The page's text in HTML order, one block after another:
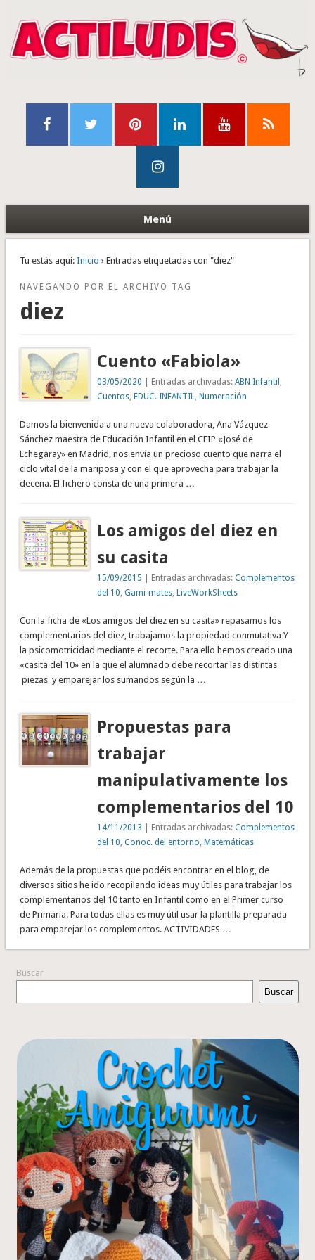
Menú
Tu estás aquí: Inicio › Entradas etiquetadas con "diez"
NAVEGANDO POR EL ARCHIVO TAG
diez
Cuento «Fabiola»
03/05/2020 | Entradas archivadas:ABN Infantil
Cuentos ,EDUC. INFANTIL ,Numeración
Damos la bienvenida a una nueva colaboradora, Ana Vázquez
Sánchez maestra de Educación Infantil en el CEIP «José de
Echegaray» en Madrid, nos envía un precioso cuento que narra el
ciclo vital de la mariposa y con el que aprovecha para trabajar la
decena. El fichero consta de una primera …
Los amigos del diez en
su casita
15/09/2015 | Entradas archivadas:Complementos
del 10 ,Gami-mates ,LiveWorkSheets
Con la ficha de «Los amigos del diez en su casita» repasamos los
complementarios del diez, trabajamos la propiedad conmutativa Y
la psicomotricidad mediante el recorte. Para ello hemos creado una
«casita del 10» en la que el alumnado debe recortar las distintas
piezas y emparejar los sumandos según la …
Propuestas para
trabajar
manipulativamente los
complementarios del 10
14/11/2013 | Entradas archivadas:Complementos
del 10 ,Conoc. del entorno ,Matemáticas
Además de la propuestas que podéis encontrar en el blog, de
diversos sitios he ido recopilando ideas muy útiles para trabajar los
complementarios del 10 tanto en Infantil como en el Primer curso
de Primaria. Para todas ellas es muy útil usar la plantilla preparada
para emparejar los complementos. ACTIVIDADES …
Buscar
Buscar